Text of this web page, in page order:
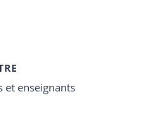
et enseignants